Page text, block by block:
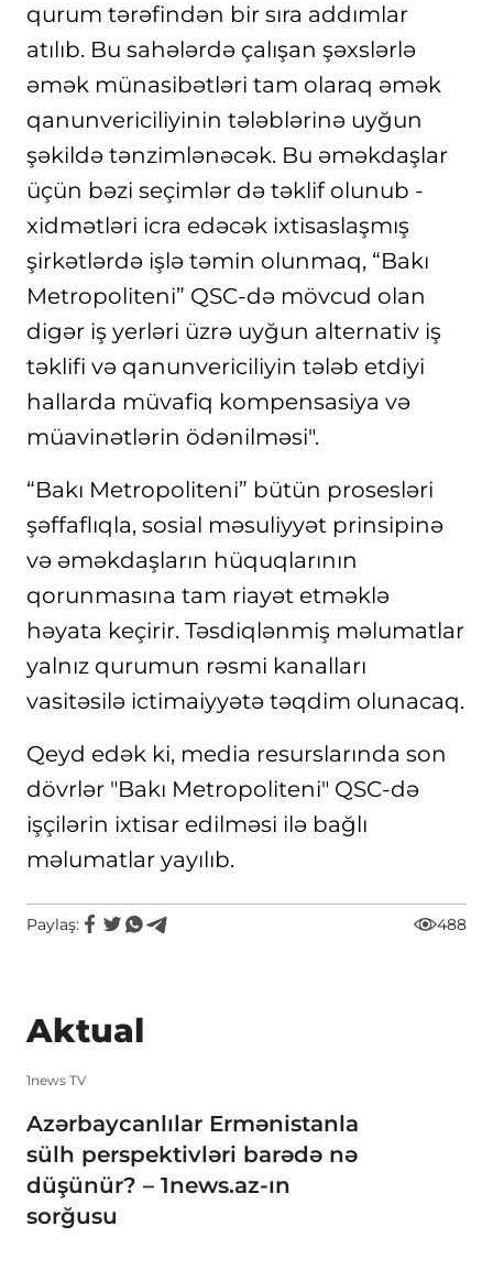
qurum tərəfindən bir sıra addımlar
atılıb. Bu sahələrdə çalışan şəxslərlə
əmək münasibətləri tam olaraq əmək
qanunvericiliyinin tələblərinə uyğun
şəkildə tənzimlənəcək. Bu əməkdaşlar
üçün bəzi seçimlər də təklif olunub -
xidmətləri icra edəcək ixtisaslaşmış
şirkətlərdə işlə təmin olunmaq, “Bakı
Metropoliteni” QSC-də mövcud olan
digər iş yerləri üzrə uyğun alternativ iş
təklifi və qanunvericiliyin tələb etdiyi
hallarda müvafiq kompensasiya və
müavinətlərin ödənilməsi".
“Bakı Metropoliteni” bütün prosesləri
şəffaflıqla, sosial məsuliyyət prinsipinə
və əməkdaşların hüquqlarının
qorunmasına tam riayət etməklə
həyata keçirir. Təsdiqlənmiş məlumatlar
yalnız qurumun rəsmi kanalları
vasitəsilə ictimaiyyətə təqdim olunacaq.
Qeyd edək ki, media resurslarında son
dövrlər "Bakı Metropoliteni" QSC-də
işçilərin ixtisar edilməsi ilə bağlı
məlumatlar yayılıb.
Paylaş: 488
Aktual
1news TV
Azərbaycanlılar Ermənistanla
sülh perspektivləri barədə nə
düşünür? – 1news.az-ın
sorğusu